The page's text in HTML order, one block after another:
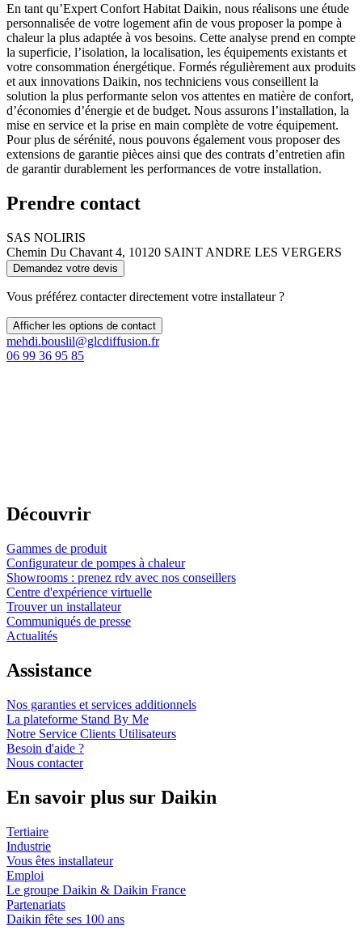
En tant qu’Expert Confort Habitat Daikin, nous réalisons une étude
personnalisée de votre logement afin de vous proposer la pompe à
chaleur la plus adaptée à vos besoins. Cette analyse prend en compte
la superficie, l’isolation, la localisation, les équipements existants et
votre consommation énergétique. Formés régulièrement aux produits
et aux innovations Daikin, nos techniciens vous conseillent la
solution la plus performante selon vos attentes en matière de confort,
d’économies d’énergie et de budget. Nous assurons l’installation, la
mise en service et la prise en main complète de votre équipement.
Pour plus de sérénité, nous pouvons également vous proposer des
extensions de garantie pièces ainsi que des contrats d’entretien afin
de garantir durablement les performances de votre installation.
Prendre contact
SAS NOLIRIS
Chemin Du Chavant 4, 10120 SAINT ANDRE LES VERGERS
Demandez votre devis
Vous préférez contacter directement votre installateur ?
Afficher les options de contact
mehdi.bouslil@glcdiffusion.fr
06 99 36 95 85
Découvrir
Gammes de produit
Configurateur de pompes à chaleur
Showrooms : prenez rdv avec nos conseillers
Centre d'expérience virtuelle
Trouver un installateur
Communiqués de presse
Actualités
Assistance
Nos garanties et services additionnels
La plateforme Stand By Me
Notre Service Clients Utilisateurs
Besoin d'aide ?
Nous contacter
En savoir plus sur Daikin
Tertiaire
Industrie
Vous êtes installateur
Emploi
Le groupe Daikin & Daikin France
Partenariats
Daikin fête ses 100 ans